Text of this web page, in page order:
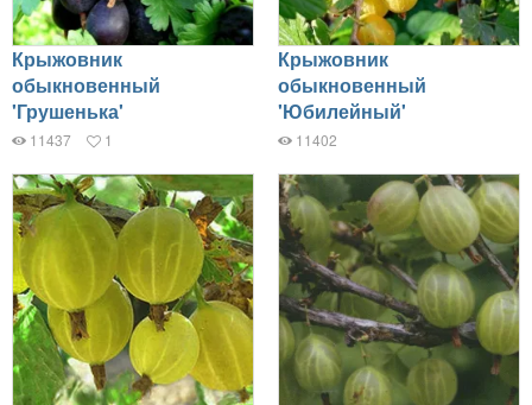
Крыжовник
обыкновенный
'Грушенька'
11437 1
Крыжовник
обыкновенный
'Юбилейный'
11402